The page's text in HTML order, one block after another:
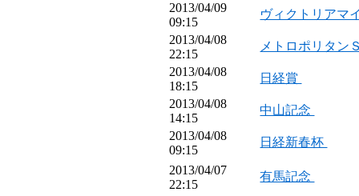
2013/04/09
09:15
ヴィクトリアマ
2013/04/08
22:15
メトロポリタン
2013/04/08
18:15
日経賞
2013/04/08
14:15
中山記念
2013/04/08
09:15
日経新春杯
2013/04/07
22:15
有馬記念